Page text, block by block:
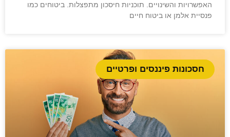
האפשרויות והשינויים. תוכניות חיסכון מתפצלות. ביטוחים כמו
פנסיית אלמן או ביטוח חיים
חסכונות פיננסים ופרטיים